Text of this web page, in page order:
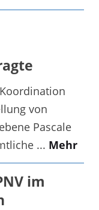
von
Pascale
... Mehr
im